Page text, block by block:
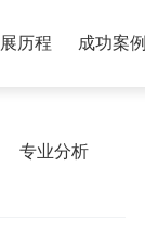
历程 成功案例
专业分析